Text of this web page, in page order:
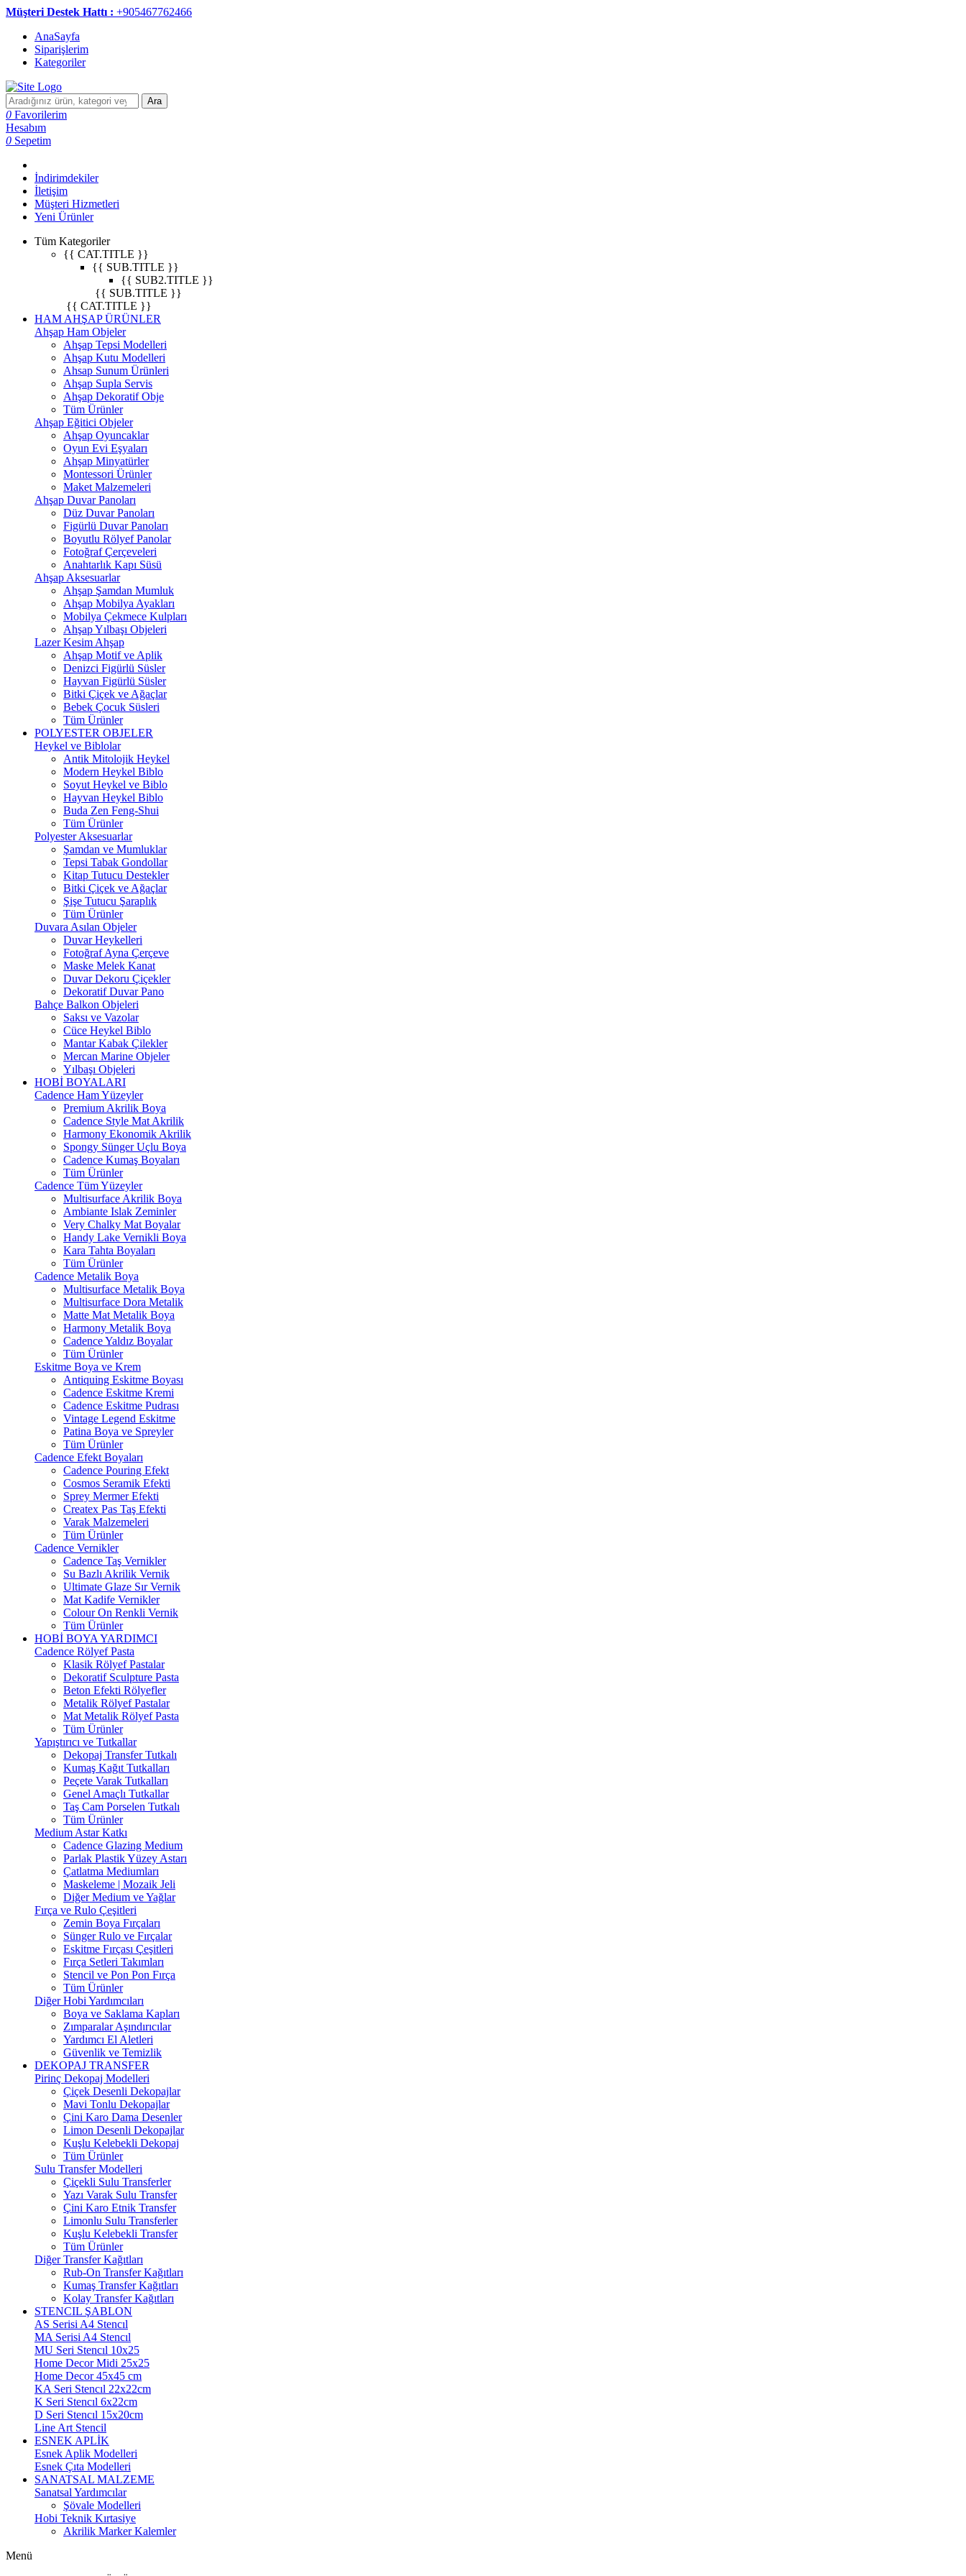
Müşteri Destek Hattı : +905467762466
AnaSayfa
Siparişlerim
Kategoriler
Ara
0 Favorilerim
Hesabım
0 Sepetim
İndirimdekiler
İletişim
Müşteri Hizmetleri
Yeni Ürünler
Tüm Kategoriler
{{ CAT.TITLE }}
{{ SUB.TITLE }}
{{ SUB2.TITLE }}
{{ SUB.TITLE }}
{{ CAT.TITLE }}
HAM AHŞAP ÜRÜNLER
Ahşap Ham Objeler
Ahşap Tepsi Modelleri
Ahşap Kutu Modelleri
Ahsap Sunum Ürünleri
Ahşap Supla Servis
Ahşap Dekoratif Obje
Tüm Ürünler
Ahşap Eğitici Objeler
Ahşap Oyuncaklar
Oyun Evi Eşyaları
Ahşap Minyatürler
Montessori Ürünler
Maket Malzemeleri
Ahşap Duvar Panoları
Düz Duvar Panoları
Figürlü Duvar Panoları
Boyutlu Rölyef Panolar
Fotoğraf Çerçeveleri
Anahtarlık Kapı Süsü
Ahşap Aksesuarlar
Ahşap Şamdan Mumluk
Ahşap Mobilya Ayakları
Mobilya Çekmece Kulpları
Ahşap Yılbaşı Objeleri
Lazer Kesim Ahşap
Ahşap Motif ve Aplik
Denizci Figürlü Süsler
Hayvan Figürlü Süsler
Bitki Çiçek ve Ağaçlar
Bebek Çocuk Süsleri
Tüm Ürünler
POLYESTER OBJELER
Heykel ve Biblolar
Antik Mitolojik Heykel
Modern Heykel Biblo
Soyut Heykel ve Biblo
Hayvan Heykel Biblo
Buda Zen Feng-Shui
Tüm Ürünler
Polyester Aksesuarlar
Şamdan ve Mumluklar
Tepsi Tabak Gondollar
Kitap Tutucu Destekler
Bitki Çiçek ve Ağaçlar
Şişe Tutucu Şaraplık
Tüm Ürünler
Duvara Asılan Objeler
Duvar Heykelleri
Fotoğraf Ayna Çerçeve
Maske Melek Kanat
Duvar Dekoru Çiçekler
Dekoratif Duvar Pano
Bahçe Balkon Objeleri
Saksı ve Vazolar
Cüce Heykel Biblo
Mantar Kabak Çilekler
Mercan Marine Objeler
Yılbaşı Objeleri
HOBİ BOYALARI
Cadence Ham Yüzeyler
Premium Akrilik Boya
Cadence Style Mat Akrilik
Harmony Ekonomik Akrilik
Spongy Sünger Uçlu Boya
Cadence Kumaş Boyaları
Tüm Ürünler
Cadence Tüm Yüzeyler
Multisurface Akrilik Boya
Ambiante Islak Zeminler
Very Chalky Mat Boyalar
Handy Lake Vernikli Boya
Kara Tahta Boyaları
Tüm Ürünler
Cadence Metalik Boya
Multisurface Metalik Boya
Multisurface Dora Metalik
Matte Mat Metalik Boya
Harmony Metalik Boya
Cadence Yaldız Boyalar
Tüm Ürünler
Eskitme Boya ve Krem
Antiquing Eskitme Boyası
Cadence Eskitme Kremi
Cadence Eskitme Pudrası
Vintage Legend Eskitme
Patina Boya ve Spreyler
Tüm Ürünler
Cadence Efekt Boyaları
Cadence Pouring Efekt
Cosmos Seramik Efekti
Sprey Mermer Efekti
Createx Pas Taş Efekti
Varak Malzemeleri
Tüm Ürünler
Cadence Vernikler
Cadence Taş Vernikler
Su Bazlı Akrilik Vernik
Ultimate Glaze Sır Vernik
Mat Kadife Vernikler
Colour On Renkli Vernik
Tüm Ürünler
HOBİ BOYA YARDIMCI
Cadence Rölyef Pasta
Klasik Rölyef Pastalar
Dekoratif Sculpture Pasta
Beton Efekti Rölyefler
Metalik Rölyef Pastalar
Mat Metalik Rölyef Pasta
Tüm Ürünler
Yapıştırıcı ve Tutkallar
Dekopaj Transfer Tutkalı
Kumaş Kağıt Tutkalları
Peçete Varak Tutkalları
Genel Amaçlı Tutkallar
Taş Cam Porselen Tutkalı
Tüm Ürünler
Medium Astar Katkı
Cadence Glazing Medium
Parlak Plastik Yüzey Astarı
Çatlatma Mediumları
Maskeleme | Mozaik Jeli
Diğer Medium ve Yağlar
Fırça ve Rulo Çeşitleri
Zemin Boya Fırçaları
Sünger Rulo ve Fırçalar
Eskitme Fırçası Çeşitleri
Fırça Setleri Takımları
Stencil ve Pon Pon Fırça
Tüm Ürünler
Diğer Hobi Yardımcıları
Boya ve Saklama Kapları
Zımparalar Aşındırıcılar
Yardımcı El Aletleri
Güvenlik ve Temizlik
DEKOPAJ TRANSFER
Pirinç Dekopaj Modelleri
Çiçek Desenli Dekopajlar
Mavi Tonlu Dekopajlar
Çini Karo Dama Desenler
Limon Desenli Dekopajlar
Kuşlu Kelebekli Dekopaj
Tüm Ürünler
Sulu Transfer Modelleri
Çiçekli Sulu Transferler
Yazı Varak Sulu Transfer
Çini Karo Etnik Transfer
Limonlu Sulu Transferler
Kuşlu Kelebekli Transfer
Tüm Ürünler
Diğer Transfer Kağıtları
Rub-On Transfer Kağıtları
Kumaş Transfer Kağıtları
Kolay Transfer Kağıtları
STENCIL ŞABLON
AS Serisi A4 Stencıl
MA Serisi A4 Stencıl
MU Seri Stencıl 10x25
Home Decor Midi 25x25
Home Decor 45x45 cm
KA Seri Stencıl 22x22cm
K Seri Stencıl 6x22cm
D Seri Stencıl 15x20cm
Line Art Stencil
ESNEK APLİK
Esnek Aplik Modelleri
Esnek Çıta Modelleri
SANATSAL MALZEME
Sanatsal Yardımcılar
Şövale Modelleri
Hobi Teknik Kırtasiye
Akrilik Marker Kalemler
Menü